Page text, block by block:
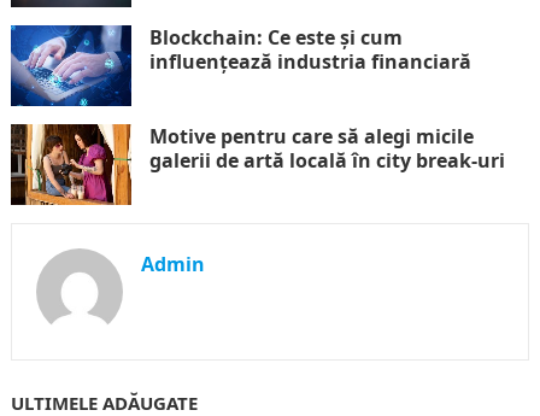
Blockchain: Ce este și cum
influențează industria financiară
Motive pentru care să alegi micile
galerii de artă locală în city break-uri
Admin
ULTIMELE ADĂUGATE